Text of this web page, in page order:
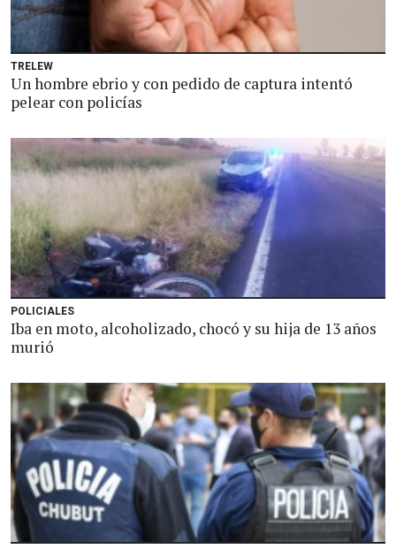
TRELEW
Un hombre ebrio y con pedido de captura intentó
pelear con policías
POLICIALES
Iba en moto, alcoholizado, chocó y su hija de 13 años
murió